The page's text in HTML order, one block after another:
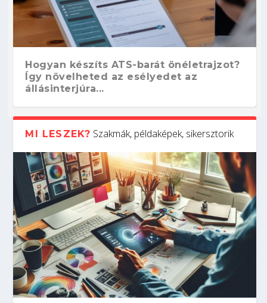
Hogyan készíts ATS-barát önéletrajzot?
Így növelheted az esélyedet az
állásinterjúra...
Kitalálod, mire használják ezeket a
gépeket?
Nem sikerült az egyetemi felvételi?
Tanulj szakmát!
Szoftverfejlesztő: verseny kódban –
amikor néhány sor program dönti el a
világversenyt...
Digitális detox – hogyan kapcsolódj ki
telefon nélkül?
MI LESZEK? Szakmák, példaképek, sikersztorik